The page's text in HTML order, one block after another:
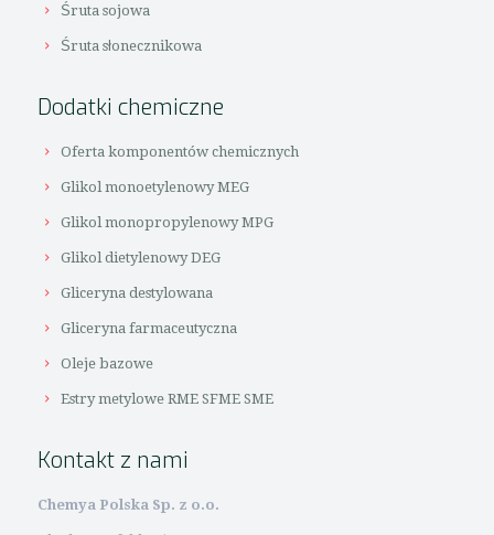
Śruta sojowa
Śruta słonecznikowa
Dodatki chemiczne
Oferta komponentów chemicznych
Glikol monoetylenowy MEG
Glikol monopropylenowy MPG
Glikol dietylenowy DEG
Gliceryna destylowana
Gliceryna farmaceutyczna
Oleje bazowe
Estry metylowe RME SFME SME
Kontakt z nami
Chemya Polska Sp. z o.o.